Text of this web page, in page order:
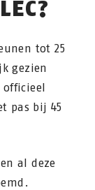
tot 25
gezien
officieel
pas bij 45
al deze